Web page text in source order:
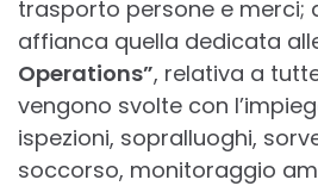
trasporto persone e merci;
affianca quella dedicata
Operations”, relativa a
vengono svolte con
ispezioni, sopralluoghi,
soccorso, monitoraggio